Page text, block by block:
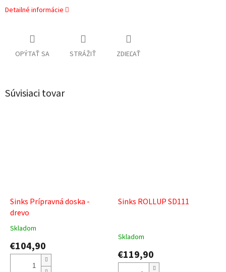
Detailné informácie
OPÝTAŤ SA STRÁŽIŤ ZDIEĽAŤ
Súvisiaci tovar
Sinks Prípravná doska -
drevo
Priemerné
produktu
Skladom
€104,90
Sinks ROLLUP SD111
Skladom
€119,90